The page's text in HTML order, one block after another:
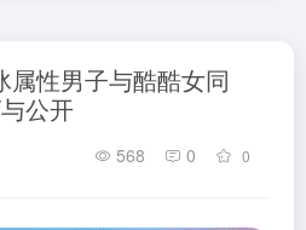
属性男子与酷酷女同
公开
568 0 0